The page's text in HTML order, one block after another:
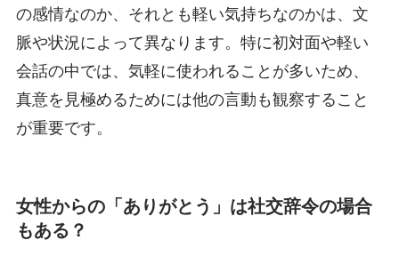
の感情なのか、それとも軽い気持ちなのかは、文
脈や状況によって異なります。特に初対面や軽い
会話の中では、気軽に使われることが多いため、
真意を見極めるためには他の言動も観察すること
が重要です。
女性からの「ありがとう」は社交辞令の場合
もある？